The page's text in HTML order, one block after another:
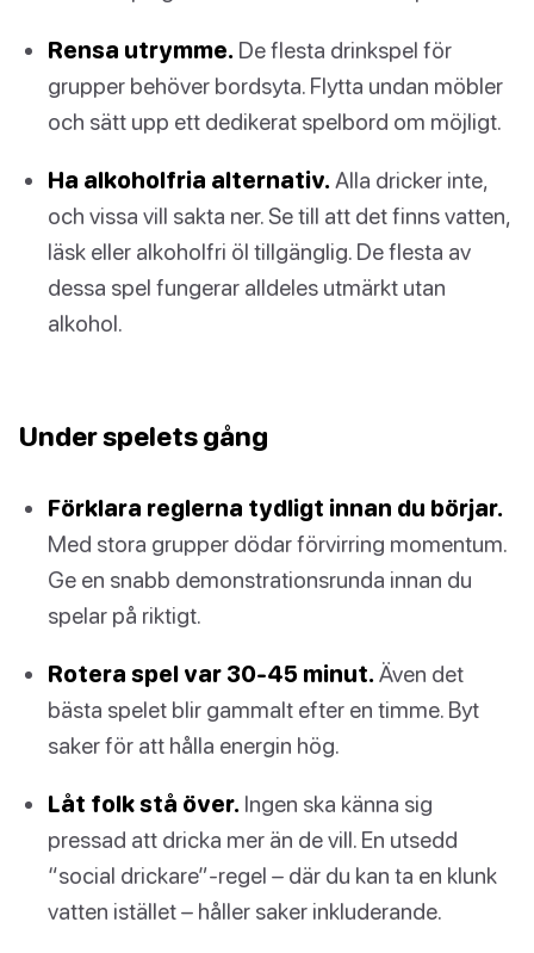
Rensa utrymme. De flesta drinkspel för
grupper behöver bordsyta. Flytta undan möbler
och sätt upp ett dedikerat spelbord om möjligt.
Ha alkoholfria alternativ. Alla dricker inte,
och vissa vill sakta ner. Se till att det finns vatten,
läsk eller alkoholfri öl tillgänglig. De flesta av
dessa spel fungerar alldeles utmärkt utan
alkohol.
Under spelets gång
Förklara reglerna tydligt innan du börjar.
Med stora grupper dödar förvirring momentum.
Ge en snabb demonstrationsrunda innan du
spelar på riktigt.
Rotera spel var 30-45 minut. Även det
bästa spelet blir gammalt efter en timme. Byt
saker för att hålla energin hög.
Låt folk stå över. Ingen ska känna sig
pressad att dricka mer än de vill. En utsedd
“social drickare”-regel – där du kan ta en klunk
vatten istället – håller saker inkluderande.